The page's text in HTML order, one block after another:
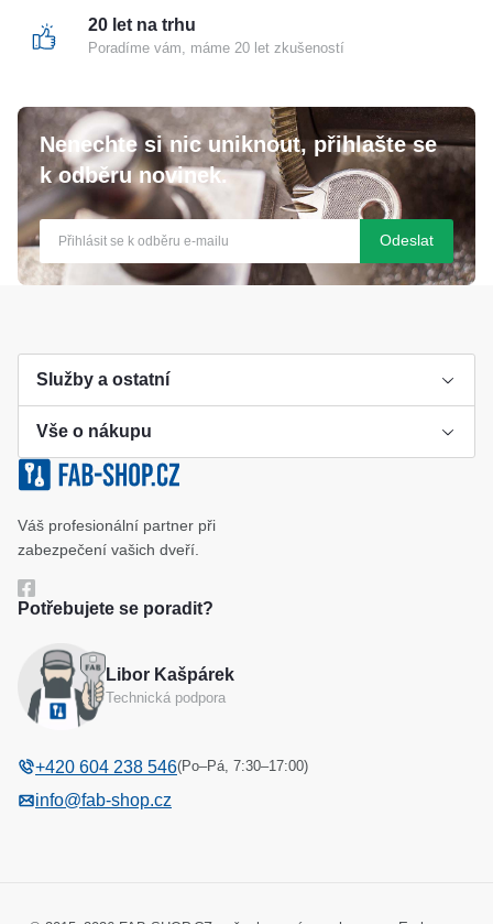
20 let na trhu
Poradíme vám, máme 20 let zkušeností
Nenechte si nic uniknout, přihlašte se
k odběru novinek.
Odeslat
Služby a ostatní
Výroba klíče
Klíčové systémy
Katalog
Vše o nákupu
Cookies a podmínky používání
Ochrana osobních údajů
Odstoupení od kupní smlouvy
Váš profesionální partner při
zabezpečení vašich dveří.
Potřebujete se poradit?
Libor Kašpárek
Technická podpora
+420 604 238 546(Po–Pá, 7:30–17:00)
info@fab-shop.cz